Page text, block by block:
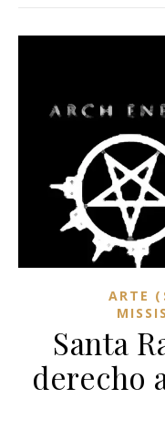
ARTE
Santa
derecho